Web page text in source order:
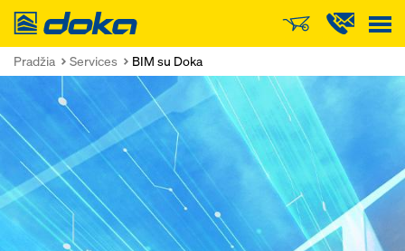
Doka
Pradžia Services BIM su Doka